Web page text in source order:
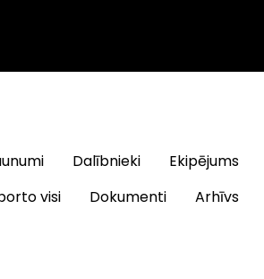
Dalībnieki
Ekipējums
visi
Dokumenti Arhīvs